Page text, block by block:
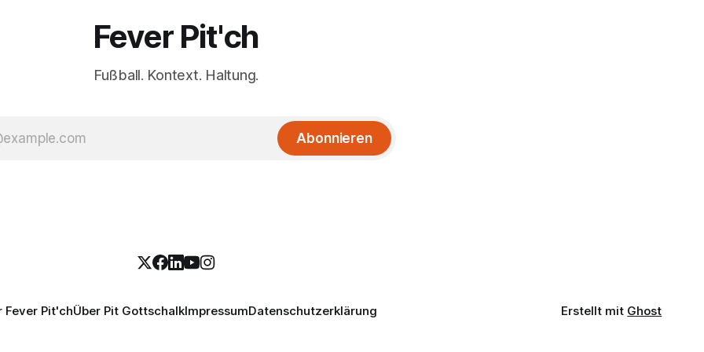
Fever Pit'ch
Fußball. Kontext. Haltung.
Abonnieren
Fever Pit'chÜber Pit GottschalkImpressumDatenschutzerklärung Erstellt mit Ghost